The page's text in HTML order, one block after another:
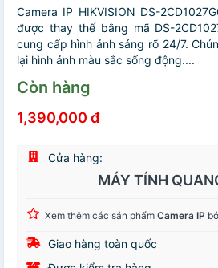
Camera IP HIKVISION DS-
được thay thế bằng mã DS-
cung cấp hình ảnh sáng rõ 24/7.
lại hình ảnh màu sắc sống động....
Còn hàng
1,390,000 đ
Cửa hàng:
MÁY TÍNH
Xem thêm các sản phẩm Camera IP
Giao hàng toàn quốc